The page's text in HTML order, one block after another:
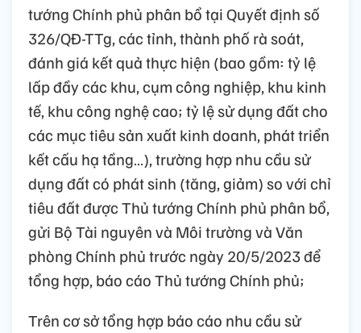
tướng Chính phủ phân bổ tại Quyết định số
326/QĐ-TTg, các tỉnh, thành phố rà soát,
đánh giá kết quả thực hiện (bao gồm: tỷ lệ
lấp đầy các khu, cụm công nghiệp, khu kinh
tế, khu công nghệ cao; tỷ lệ sử dụng đất cho
các mục tiêu sản xuất kinh doanh, phát triển
kết cấu hạ tầng…), trường hợp nhu cầu sử
dụng đất có phát sinh (tăng, giảm) so với chỉ
tiêu đất được Thủ tướng Chính phủ phân bổ,
gửi Bộ Tài nguyên và Môi trường và Văn
phòng Chính phủ trước ngày 20/5/2023 để
tổng hợp, báo cáo Thủ tướng Chính phủ;
Trên cơ sở tổng hợp báo cáo nhu cầu sử